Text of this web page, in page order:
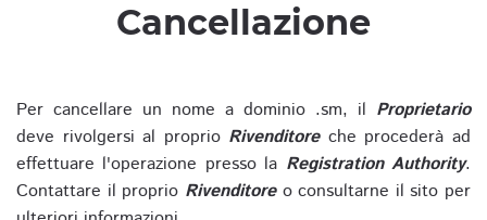
Cancellazione
Per cancellare un nome a dominio .sm, il Proprietario
deve rivolgersi al proprio Rivenditoreche procederà ad
effettuare l'operazione presso la Registration Authority.
Contattare il proprio Rivenditoreo consultarne il sito per